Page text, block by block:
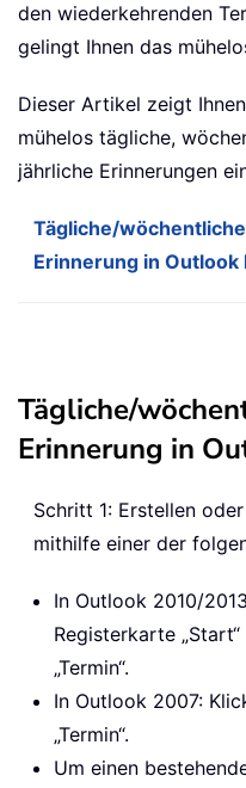
den wiederkehrenden
gelingt Ihnen das
Dieser Artikel zeigt
mühelos tägliche,
jährliche Erinnerungen
Tägliche/
Erinnerung in Outlook
Tägliche/
Erinnerung in
Schritt 1: Erstellen
mithilfe einer der
In Outlook 2010/
Registerkarte
„Termin“.
In Outlook 2007:
„Termin“.
Um einen